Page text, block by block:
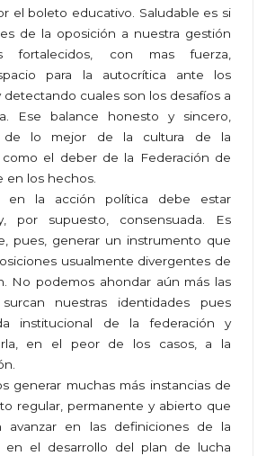
el boleto educativo. Saludable es si
de la oposición a nuestra gestión
fortalecidos, con mas fuerza,
para la autocrítica ante los
detectando cuales son los desafíos a
Ese balance honesto y sincero,
de lo mejor de la cultura de la
como el deber de la Federación de
en los hechos.
en la acción política debe estar
por supuesto, consensuada. Es
pues, generar un instrumento que
usualmente divergentes de
No podemos ahondar aún más las
nuestras identidades pues
institucional de la federación y
en el peor de los casos, a la
generar muchas más instancias de
regular, permanente y abierto que
avanzar en las definiciones de la
en el desarrollo del plan de lucha